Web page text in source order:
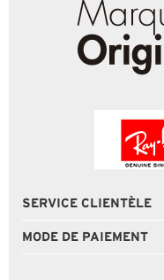
SERVICE CLIENTÈLE
MODE DE PAIEMENT